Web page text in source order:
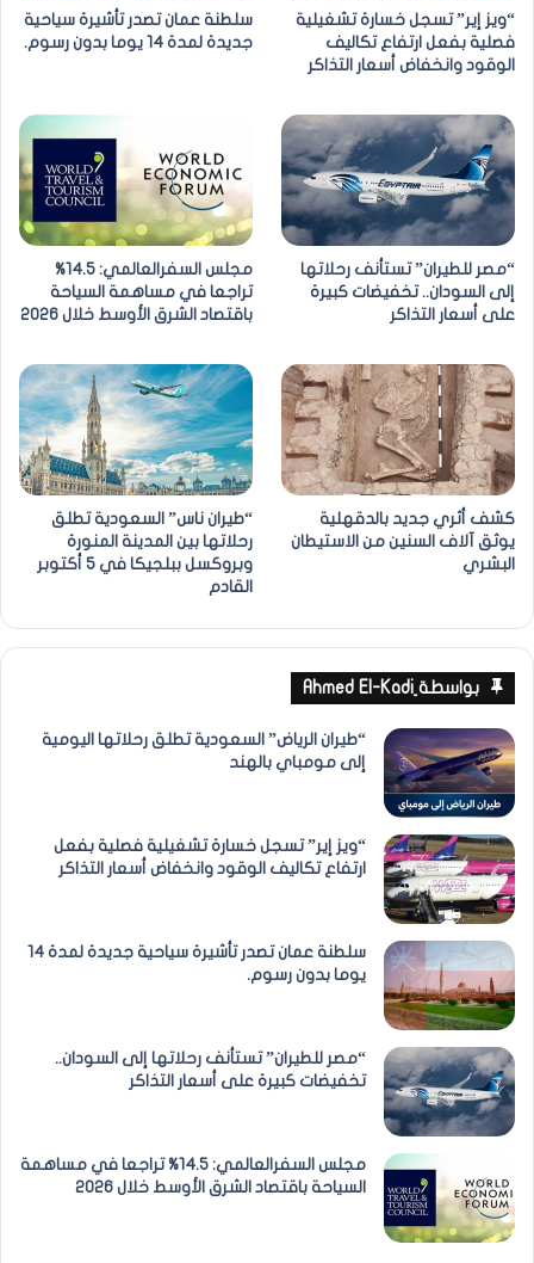
“ويز إير” تسجل خسارة تشغيلية
فصلية بفعل ارتفاع تكاليف
الوقود وانخفاض أسعار التذاكر
سلطنة عمان تصدر تأشيرة سياحية
جديدة لمدة 14 يوما بدون رسوم.
“مصر للطيران” تستأنف رحلاتها
إلى السودان.. تخفيضات كبيرة
على أسعار التذاكر
مجلس السفرالعالمي: 14.5%
تراجعا في مساهمة السياحة
باقتصاد الشرق الأوسط خلال 2026
كشف أثري جديد بالدقهلية
يوثق آلاف السنين من الاستيطان
البشري
“طيران ناس” السعودية تطلق
رحلاتها بين المدينة المنورة
وبروكسل ببلجيكا في 5 أكتوبر
القادم
بواسطة ِAhmed El-Kadi
“طيران الرياض” السعودية تطلق رحلاتها اليومية
إلى مومباي بالهند
“ويز إير” تسجل خسارة تشغيلية فصلية بفعل
ارتفاع تكاليف الوقود وانخفاض أسعار التذاكر
سلطنة عمان تصدر تأشيرة سياحية جديدة لمدة 14
يوما بدون رسوم.
“مصر للطيران” تستأنف رحلاتها إلى السودان..
تخفيضات كبيرة على أسعار التذاكر
مجلس السفرالعالمي: 14.5% تراجعا في مساهمة
السياحة باقتصاد الشرق الأوسط خلال 2026